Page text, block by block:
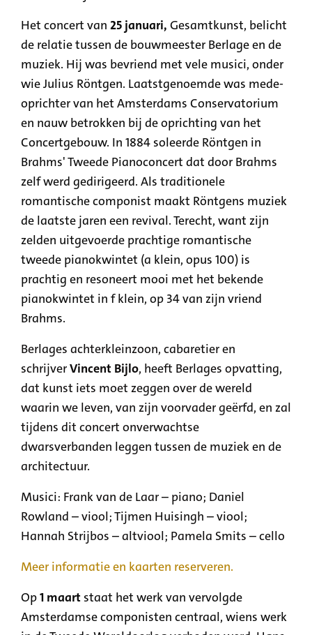
Het concert van 25 januari, Gesamtkunst, belicht
de relatie tussen de bouwmeester Berlage en de
muziek. Hij was bevriend met vele musici, onder
wie Julius Röntgen. Laatstgenoemde was mede-
oprichter van het Amsterdams Conservatorium
en nauw betrokken bij de oprichting van het
Concertgebouw. In 1884 soleerde Röntgen in
Brahms' Tweede Pianoconcert dat door Brahms
zelf werd gedirigeerd. Als traditionele
romantische componist maakt Röntgens muziek
de laatste jaren een revival. Terecht, want zijn
zelden uitgevoerde prachtige romantische
tweede pianokwintet (a klein, opus 100) is
prachtig en resoneert mooi met het bekende
pianokwintet in f klein, op 34 van zijn vriend
Brahms.
Berlages achterkleinzoon, cabaretier en
schrijverVincent Bijlo, heeft Berlages opvatting,
dat kunst iets moet zeggen over de wereld
waarin we leven, van zijn voorvader geërfd, en zal
tijdens dit concert onverwachtse
dwarsverbanden leggen tussen de muziek en de
architectuur.
Musici: Frank van de Laar – piano; Daniel
Rowland – viool; Tijmen Huisingh – viool;
Hannah Strijbos – altviool; Pamela Smits – cello
Meer informatie en kaarten reserveren.
Op1 maart staat het werk van vervolgde
Amsterdamse componisten centraal, wiens werk